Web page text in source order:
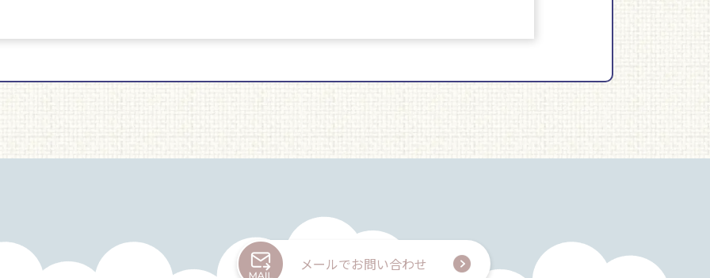
メールでお問い合わせ